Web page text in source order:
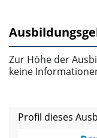
Zur Höhe der
keine
Profil dieses